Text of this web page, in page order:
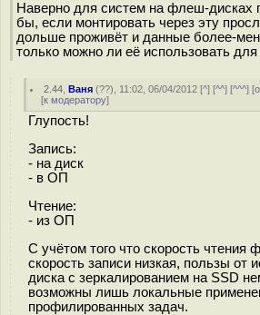
Наверно для систем на флеш-дисках
бы, если монтировать через эту
дольше проживёт и данные более-
только можно ли её использовать
2.44 ,Ваня (??), 11:02, 06/04/2012 [^] [^^] [^^^] [
[к модератору]
Глупость!
Запись:
- на диск
- в ОП
Чтение:
- из ОП
С учётом того что скорость чтения
скорость записи низкая, пользы от
диска с зеркалированием на SSD
возможны лишь локальные
профилированных задач.